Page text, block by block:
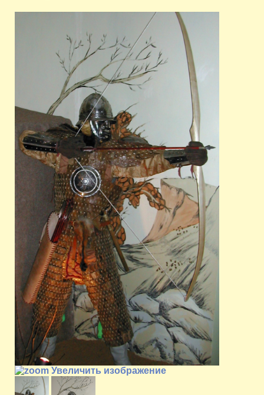
Увеличить изображение